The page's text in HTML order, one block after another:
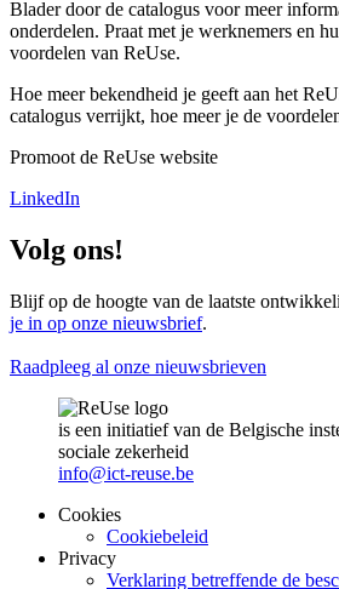
Blader door de catalogus voor meer
onderdelen. Praat met je werknemers en
voordelen van ReUse.
Hoe meer bekendheid je geeft aan het
catalogus verrijkt, hoe meer je de
Promoot de ReUse website
LinkedIn
Volg ons!
Blijf op de hoogte van de laatste
je in op onze nieuwsbrief.
Raadpleeg al onze nieuwsbrieven
is een initiatief van de Belgische
sociale zekerheid
info@ict-reuse.be
Cookies
Cookiebeleid
Privacy
Verklaring betreffende de